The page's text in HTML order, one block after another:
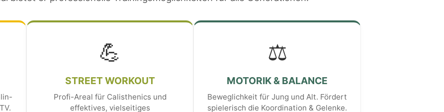
💪
STREET WORKOUT
Profi-Areal für Calisthenics und
effektives, vielseitiges
⚖️
MOTORIK & BALANCE
Beweglichkeit für Jung und Alt. Fördert
spielerisch die Koordination & Gelenke.